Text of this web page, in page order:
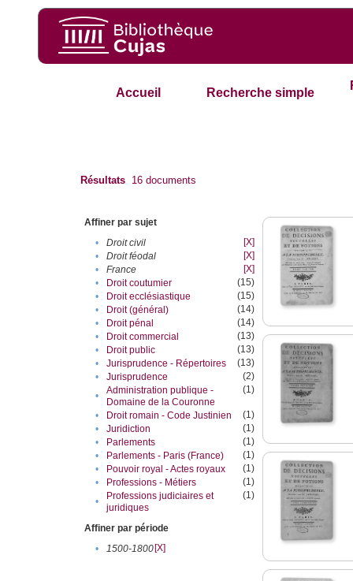
Accueil Recherche simple
Résultats 16 documents
Affiner par sujet
•
Droit civil
[X]
•
Droit féodal
[X]
•
France
[X]
•
Droit coutumier
(15)
•
Droit ecclésiastique
(15)
•
Droit (général)
(14)
•
Droit pénal
(14)
•
Droit commercial
(13)
•
Droit public
(13)
•
Jurisprudence - Répertoires
(13)
•
Jurisprudence
(2)
•
Administration publique -
Domaine de la Couronne
(1)
• Droit romain - Code Justinien
(1)
•
Juridiction
(1)
•
Parlements
(1)
•
Parlements - Paris (France)
(1)
•
Pouvoir royal - Actes royaux
(1)
•
Professions - Métiers
(1)
•
Professions judiciaires et
juridiques
(1)
Affiner par période
•
1500-1800[X]